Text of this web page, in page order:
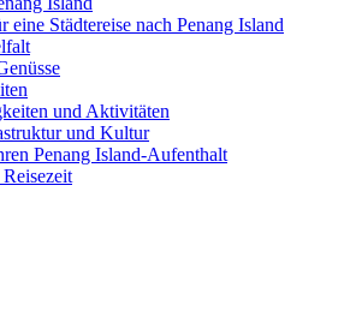
eine Städtereise nach Penang Island
und Aktivitäten
und Kultur
Penang Island-Aufenthalt